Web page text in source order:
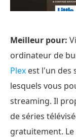
Meilleur pour:
ordinateur de
Plex est l'un des
lesquels vous
streaming. Il
de séries
gratuitement. Le